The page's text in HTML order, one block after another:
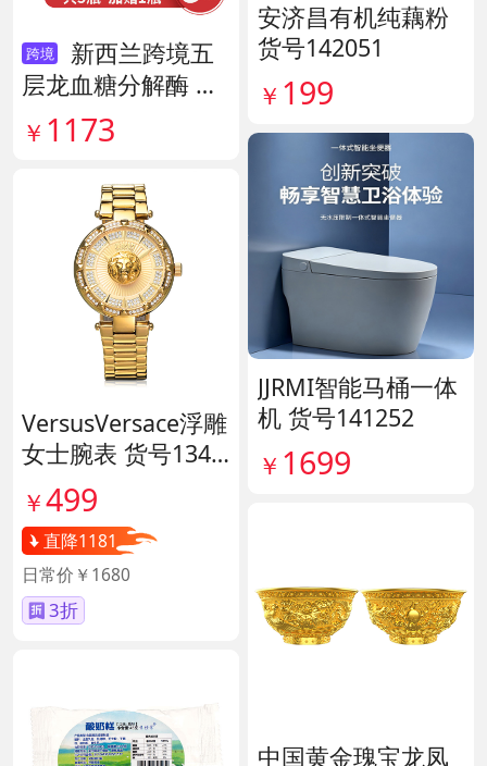
跨境
新西兰跨境五
层龙血糖分解酶 货
号138890
￥ 1173
VersusVersace浮雕
女士腕表 货号1341
￥499
直降1181
日常价￥1680
3折
安济昌有机纯藕粉
货号142051
￥ 199
JJRMI智能马桶一体
机 货号141252
￥ 1699
中国黄金瑰宝龙凤